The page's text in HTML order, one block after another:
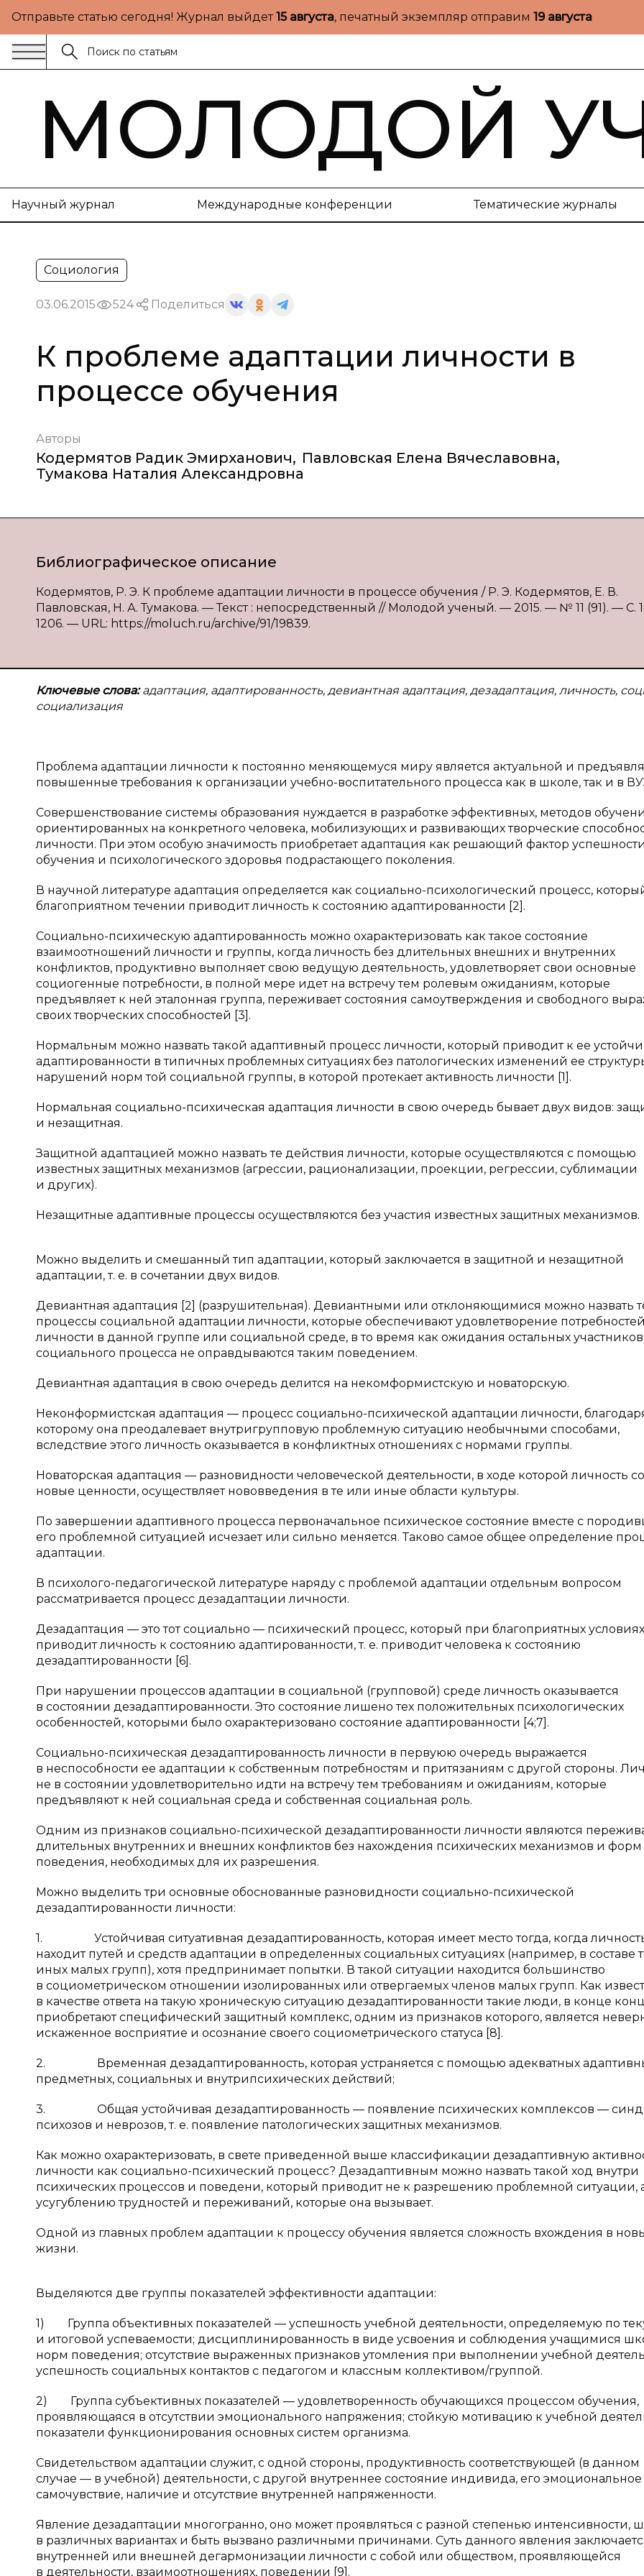
Отправьте статью сегодня! Журнал выйдет15 августа, печатный экземпляр отправим 19 августа
МОЛОДОЙ
Научный журнал Международные конференции Тематические журналы
Социология
03.06.2015 524 Поделиться
К проблеме адаптации личности в
процессе обучения
Авторы
Кодермятов Радик Эмирханович, Павловская Елена Вячеславовна,
Тумакова Наталия Александровна
Библиографическое описание
Кодермятов, Р. Э. К проблеме адаптации личности в процессе обучения / Р. Э. Кодермятов, Е. В.
Павловская, Н. А. Тумакова. — Текст : непосредственный // Молодой ученый. — 2015. — № 11 (91). — С.
1206. — URL: https://moluch.ru/archive/91/19839.
Ключевые слова: адаптация, адаптированность, девиантная адаптация, дезадаптация, личность,
социализация
Проблема адаптации личности к постоянно меняющемуся миру является актуальной и
повышенные требования к организации учебно-воспитательного процесса как в школе, так и в
Совершенствование системы образования нуждается в разработке эффективных, методов
ориентированных на конкретного человека, мобилизующих и развивающих творческие
личности. При этом особую значимость приобретает адаптация как решающий фактор успешности
обучения и психологического здоровья подрастающего поколения.
В научной литературе адаптация определяется как социально-психологический процесс,
благоприятном течении приводит личность к состоянию адаптированности [2].
Социально-психическую адаптированность можно охарактеризовать как такое состояние
взаимоотношений личности и группы, когда личность без длительных внешних и внутренних
конфликтов, продуктивно выполняет свою ведущую деятельность, удовлетворяет свои основные
социогенные потребности, в полной мере идет на встречу тем ролевым ожиданиям, которые
предъявляет к ней эталонная группа, переживает состояния самоутверждения и свободного
своих творческих способностей [3].
Нормальным можно назвать такой адаптивный процесс личности, который приводит к ее
адаптированности в типичных проблемных ситуациях без патологических изменений ее
нарушений норм той социальной группы, в которой протекает активность личности [1].
Нормальная социально-психическая адаптация личности в свою очередь бывает двух видов:
и незащитная.
Защитной адаптацией можно назвать те действия личности, которые осуществляются с помощью
известных защитных механизмов (агрессии, рационализации, проекции, регрессии, сублимации
и других).
Незащитные адаптивные процессы осуществляются без участия известных защитных механизмов.
Можно выделить и смешанный тип адаптации, который заключается в защитной и незащитной
адаптации, т. е. в сочетании двух видов.
Девиантная адаптация [2] (разрушительная). Девиантными или отклоняющимися можно назвать
процессы социальной адаптации личности, которые обеспечивают удовлетворение потребностей
личности в данной группе или социальной среде, в то время как ожидания остальных участников
социального процесса не оправдываются таким поведением.
Девиантная адаптация в свою очередь делится на некомформистскую и новаторскую.
Неконформистская адаптация — процесс социально-психической адаптации личности,
которому она преодалевает внутригрупповую проблемную ситуацию необычными способами,
вследствие этого личность оказывается в конфликтных отношениях с нормами группы.
Новаторская адаптация — разновидности человеческой деятельности, в ходе которой личность
новые ценности, осуществляет нововведения в те или иные области культуры.
По завершении адаптивного процесса первоначальное психическое состояние вместе с
его проблемной ситуацией исчезает или сильно меняется. Таково самое общее определение
адаптации.
В психолого-педагогической литературе наряду с проблемой адаптации отдельным вопросом
рассматривается процесс дезадаптации личности.
Дезадаптация — это тот социально — психический процесс, который при благоприятных
приводит личность к состоянию адаптированности, т. е. приводит человека к состоянию
дезадаптированности [6].
При нарушении процессов адаптации в социальной (групповой) среде личность оказывается
в состоянии дезадаптированности. Это состояние лишено тех положительных психологических
особенностей, которыми было охарактеризовано состояние адаптированности [4;7].
Социально-психическая дезадаптированность личности в первуюю очередь выражается
в неспособности ее адаптации к собственным потребностям и притязаниям с другой стороны.
не в состоянии удовлетворительно идти на встречу тем требованиям и ожиданиям, которые
предъявляют к ней социальная среда и собственная социальная роль.
Одним из признаков социально-психической дезадаптированности личности являются
длительных внутренних и внешних конфликтов без нахождения психических механизмов и форм
поведения, необходимых для их разрешения.
Можно выделить три основные обоснованные разновидности социально-психической
дезадаптированности личности:
1. Устойчивая ситуативная дезадаптированность, которая имеет место тогда, когда
находит путей и средств адаптации в определенных социальных ситуациях (например, в составе
иных малых групп), хотя предпринимает попытки. В такой ситуации находится большинство
в социометрическом отношении изолированных или отвергаемых членов малых групп. Как
в качестве ответа на такую хроническую ситуацию дезадаптированности такие люди, в конце
приобретают специфический защитный комплекс, одним из признаков которого, является
искаженное восприятие и осознание своего социометрического статуса [8].
2. Временная дезадаптированность, которая устраняется с помощью адекватных
предметных, социальных и внутрипсихических действий;
3. Общая устойчивая дезадаптированность — появление психических комплексов —
психозов и неврозов, т. е. появление патологических защитных механизмов.
Как можно охарактеризовать, в свете приведенной выше классификации дезадаптивную
личности как социально-психический процесс? Дезадаптивным можно назвать такой ход внутри
психических процессов и поведени, который приводит не к разрешению проблемной ситуации,
усугублению трудностей и переживаний, которые она вызывает.
Одной из главных проблем адаптации к процессу обучения является сложность вхождения в
жизни.
Выделяются две группы показателей эффективности адаптации:
1) Группа объективных показателей — успешность учебной деятельности, определяемую по
и итоговой успеваемости; дисциплинированность в виде усвоения и соблюдения учащимися
норм поведения; отсутствие выраженных признаков утомления при выполнении учебной
успешность социальных контактов с педагогом и классным коллективом/группой.
2) Группа субъективных показателей — удовлетворенность обучающихся процессом обучения,
проявляющаяся в отсутствии эмоционального напряжения; стойкую мотивацию к учебной
показатели функционирования основных систем организма.
Свидетельством адаптации служит, с одной стороны, продуктивность соответствующей (в данном
случае — в учебной) деятельности, с другой внутреннее состояние индивида, его эмоциональное
самочувствие, наличие и отсутствие внутренней напряженности.
Явление дезадаптации многогранно, оно может проявляться с разной степенью интенсивности,
в различных вариантах и быть вызвано различными причинами. Суть данного явления
внутренней или внешней дегармонизации личности с собой или обществом, проявляющейся
в деятельности, взаимоотношениях, поведении [9].